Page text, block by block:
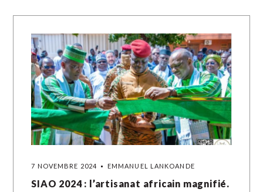
7 NOVEMBRE 2024 EMMANUEL LANKOANDE
SIAO 2024 : l’artisanat africain magnifié.